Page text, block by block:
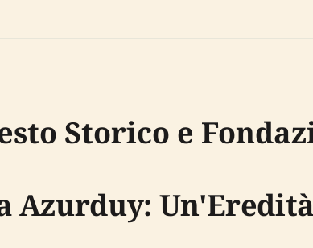
Storico e
Azurduy: